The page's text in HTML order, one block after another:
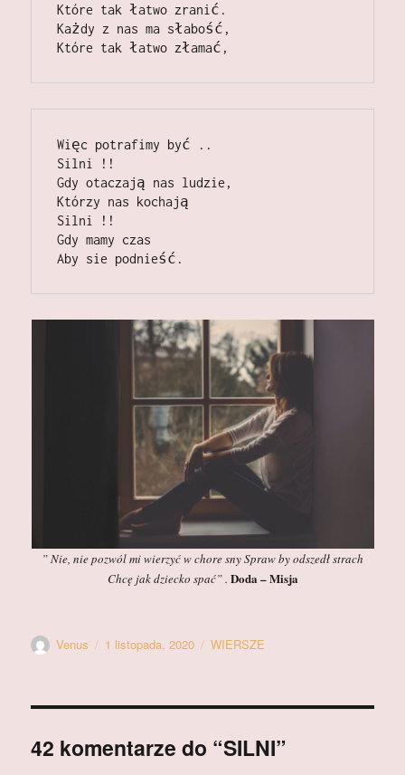
Które tak łatwo zranić.
Każdy z nas ma słabość,
Które tak łatwo złamać,
Więc potrafimy być ..
Silni !!
Gdy otaczają nas ludzie,
Którzy nas kochają
Silni !!
Gdy mamy czas
Aby sie podnieść.
” Nie, nie pozwól mi wierzyć w chore sny Spraw by odszedł strach
Chcę jak dziecko spać” . Doda – Misja
Autor
Venus
Data
1 listopada, 2020 Kategorie
WIERSZE
42 komentarze do “SILNI”